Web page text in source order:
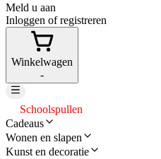
Meld u aan
Inloggen of registreren
Winkelwagen
-
Schoolspullen
Cadeaus
Wonen en slapen
Kunst en decoratie